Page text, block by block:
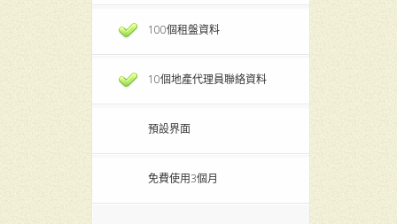
100個租盤資料
10個地產代理員聯絡資料
預設界面
免費使用3個月